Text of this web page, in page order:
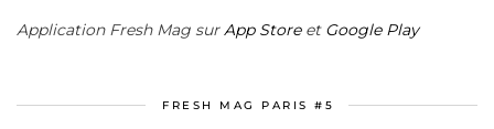
Application Fresh Mag surApp Storeet Google Play
FRESH MAG PARIS #5